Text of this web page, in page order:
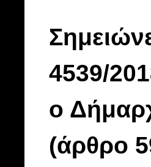
4539/
ο
(άρθρο